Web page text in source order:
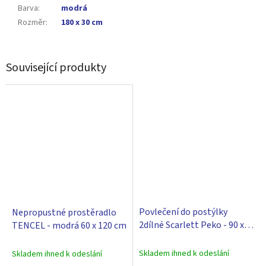
Související produkty
Nepropustné prostěradlo
TENCEL - modrá 60 x 120 cm
Skladem ihned k odeslání
Povlečení do postýlky
2dílné Scarlett Peko - 90 x
Skladem ihned k odeslání
Barva:
modrá
Rozměr: 180 x 30 cm